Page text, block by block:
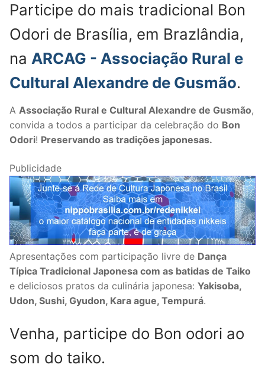
Participe do mais tradicional Bon
Odori de Brasília, em Brazlândia,
na ARCAG - Associação Rural e
Cultural Alexandre de Gusmão.
A Associação Rural e Cultural Alexandre de Gusmão,
convida a todos a participar da celebração do Bon
Odori! Preservando as tradições japonesas.
Publicidade
Apresentações com participação livre de Dança
Típica Tradicional Japonesa com as batidas de Taiko
e deliciosos pratos da culinária japonesa: Yakisoba,
Udon, Sushi, Gyudon, Kara ague, Tempurá.
Venha, participe do Bon odori ao
som do taiko.